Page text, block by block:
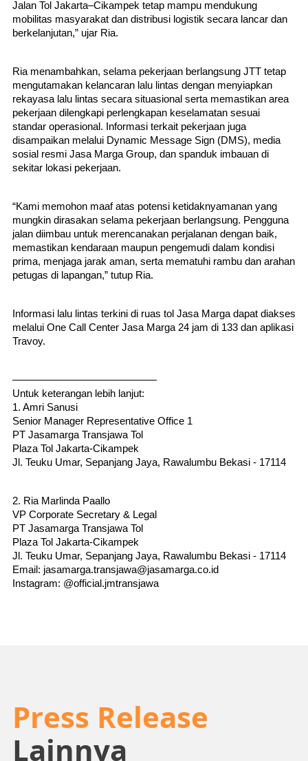
Jalan Tol Jakarta–Cikampek tetap mampu mendukung
mobilitas masyarakat dan distribusi logistik secara lancar dan
berkelanjutan,” ujar Ria.
Ria menambahkan, selama pekerjaan berlangsung JTT tetap
mengutamakan kelancaran lalu lintas dengan menyiapkan
rekayasa lalu lintas secara situasional serta memastikan area
pekerjaan dilengkapi perlengkapan keselamatan sesuai
standar operasional. Informasi terkait pekerjaan juga
disampaikan melalui Dynamic Message Sign (DMS), media
sosial resmi Jasa Marga Group, dan spanduk imbauan di
sekitar lokasi pekerjaan.
“Kami memohon maaf atas potensi ketidaknyamanan yang
mungkin dirasakan selama pekerjaan berlangsung. Pengguna
jalan diimbau untuk merencanakan perjalanan dengan baik,
memastikan kendaraan maupun pengemudi dalam kondisi
prima, menjaga jarak aman, serta mematuhi rambu dan arahan
petugas di lapangan,” tutup Ria.
Informasi lalu lintas terkini di ruas tol Jasa Marga dapat diakses
melalui One Call Center Jasa Marga 24 jam di 133 dan aplikasi
Travoy.
——————————————
Untuk keterangan lebih lanjut:
1. Amri Sanusi
Senior Manager Representative Office 1
PT Jasamarga Transjawa Tol
Plaza Tol Jakarta-Cikampek
Jl. Teuku Umar, Sepanjang Jaya, Rawalumbu Bekasi - 17114
2. Ria Marlinda Paallo
VP Corporate Secretary & Legal
PT Jasamarga Transjawa Tol
Plaza Tol Jakarta-Cikampek
Jl. Teuku Umar, Sepanjang Jaya, Rawalumbu Bekasi - 17114
Email: jasamarga.transjawa@jasamarga.co.id
Instagram: @official.jmtransjawa
Press Release
Lainnya